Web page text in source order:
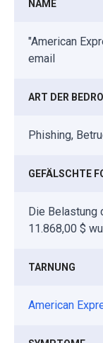
NAME
"American
email
ART DER
Phishing,
GEFÄLSCHTE
Die Belastung
11.868,00 $
TARNUNG
American